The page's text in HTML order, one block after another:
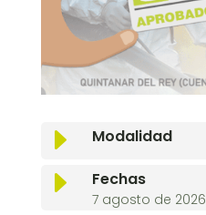
E Modalidad
E Fechas
7 agosto de 2026